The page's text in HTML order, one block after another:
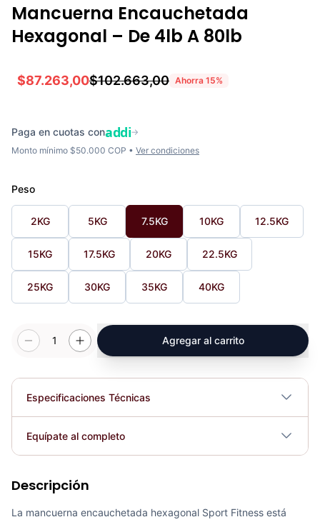
Mancuerna Encauchetada
Hexagonal – De 4lb A 80lb
$87.263,00$102.663,00 Ahorra 15%
Paga en cuotas conaddi→
Monto mínimo $50.000 COP • Ver condiciones
Peso
2KG 5KG 7.5KG 10KG 12.5KG
15KG 17.5KG 20KG 22.5KG
25KG 30KG 35KG 40KG
1 Agregar al carrito
Especificaciones Técnicas
Plegable No
Equípate al completo
COP 90,600.00
Descripción
La mancuerna encauchetada hexagonal Sport Fitness está